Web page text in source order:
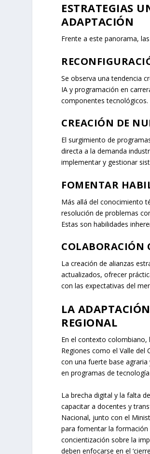
ESTRATEGIAS
ADAPTACIÓN
Frente a este panorama,
Se observa una tendencia
IA y programación en
componentes tecnológicos.
CREACIÓN DE
El surgimiento de programas
directa a la demanda
implementar y gestionar
FOMENTAR
Más allá del conocimiento
resolución de problemas
Estas son habilidades
COLABORACIÓN
La creación de alianzas
actualizados, ofrecer
con las expectativas del
LA
REGIONAL
En el contexto colombiano,
Regiones como el Valle del
con una fuerte base
en programas de
La brecha digital y la falta
capacitar a docentes y
Nacional, junto con el
para fomentar la formación
concientización sobre la
deben enfocarse en el